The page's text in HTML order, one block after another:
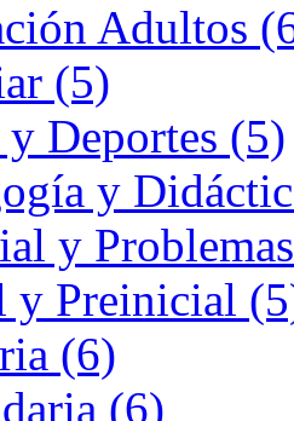
Adultos
(5)
Deportes (5)
y
y
y Preinicial
(6)
(6)